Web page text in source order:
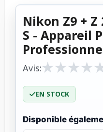
Nikon Z9 +
S - Appareil
Avis:★
★★
★★
★★
★
EN STOCK
Disponible